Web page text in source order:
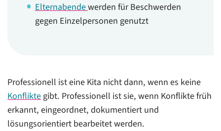
Elternabendewerden für Beschwerden
gegen Einzelpersonen genutzt
Professionell ist eine Kita nicht dann, wenn es keine
Konfliktegibt. Professionell ist sie, wenn Konflikte früh
erkannt, eingeordnet, dokumentiert und
lösungsorientiert bearbeitet werden.